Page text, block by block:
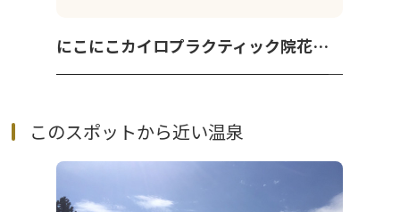
にこにこカイロプラクティック院花石店
このスポットから近い温泉